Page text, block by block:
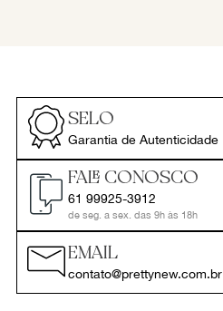
SELO
Garantia de Autenticidade
FALE CONOSCO
61 99925-3912
de seg. a sex. das 9h às 18h
EMAIL
contato@prettynew.com.br